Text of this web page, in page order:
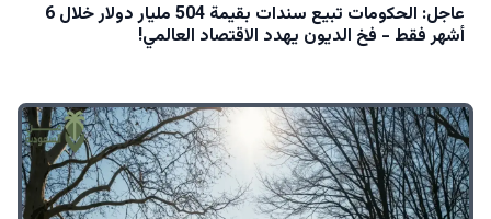
عاجل: الحكومات تبيع سندات بقيمة 504 مليار دولار خلال 6
أشهر فقط - فخ الديون يهدد الاقتصاد العالمي!